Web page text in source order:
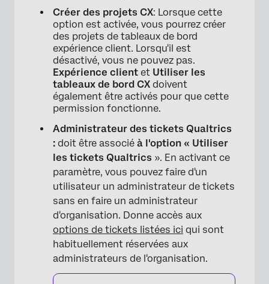
Créer des projets CX: Lorsque cette
option est activée, vous pourrez créer
des projets de tableaux de bord
expérience client. Lorsqu'il est
désactivé, vous ne pouvez pas.
Expérience client et Utiliser les
tableaux de bord CX doivent
également être activés pour que cette
permission fonctionne.
Administrateur des tickets Qualtrics
: doit être associé à l'option « Utiliser
les tickets Qualtrics ». En activant ce
paramètre, vous pouvez faire d'un
utilisateur un administrateur de tickets
sans en faire un administrateur
d'organisation. Donne accès aux
options de tickets listées ici qui sont
habituellement réservées aux
administrateurs de l'organisation.